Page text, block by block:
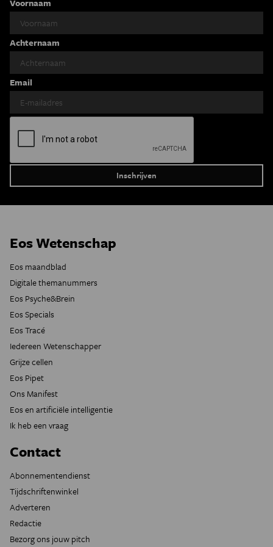
Voornaam
Achternaam
Email
Eos Wetenschap
Eos maandblad
Digitale themanummers
Eos Psyche&Brein
Eos Specials
Eos Tracé
Iedereen Wetenschapper
Grijze cellen
Eos Pipet
Ons Manifest
Eos en artificiële intelligentie
Ik heb een vraag
Contact
Abonnementendienst
Tijdschriftenwinkel
Adverteren
Redactie
Bezorg ons jouw pitch